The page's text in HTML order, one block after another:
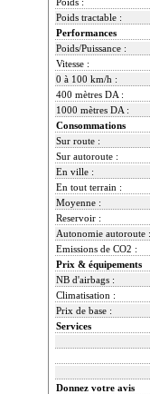
Poids tractable :
Performances
Poids/Puissance :
Vitesse :
0 à 100 km/h :
400 mètres DA :
1000 mètres DA :
Consommations
Sur route :
Sur autoroute :
En ville :
En tout terrain :
Moyenne :
Reservoir :
Autonomie autoroute :
Emissions de CO2 :
Prix & équipements
NB d'airbags :
Climatisation :
Prix de base :
Services
Donnez votre avis